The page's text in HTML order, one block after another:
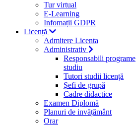
Tur virtual
E-Learning
Infomații GDPR
Licență
Admitere Licenta
Administrativ
Responsabili programe
studiu
Tutori studii licență
Şefi de grupă
Cadre didactice
Examen Diplomă
Planuri de invățământ
Orar